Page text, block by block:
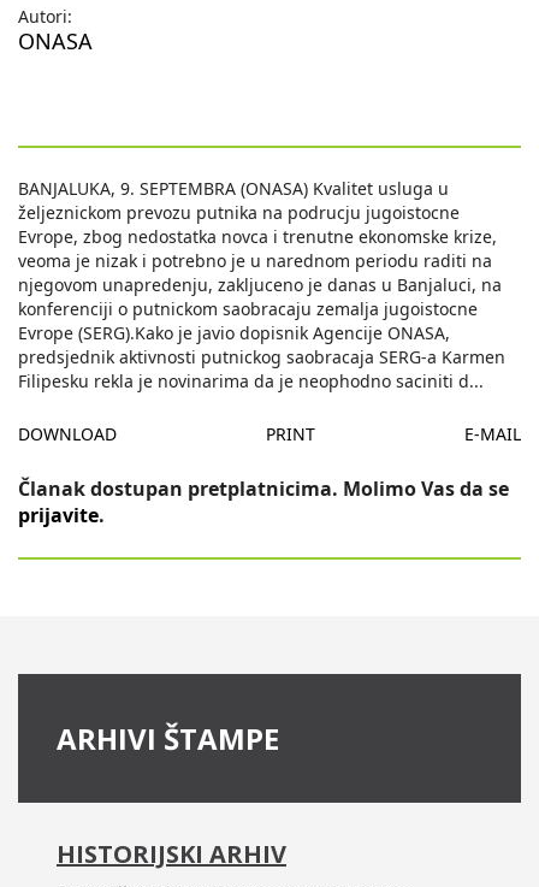
Autori:
ONASA
BANJALUKA, 9. SEPTEMBRA (ONASA) Kvalitet usluga u
željeznickom prevozu putnika na podrucju jugoistocne
Evrope, zbog nedostatka novca i trenutne ekonomske krize,
veoma je nizak i potrebno je u narednom periodu raditi na
njegovom unapredenju, zakljuceno je danas u Banjaluci, na
konferenciji o putnickom saobracaju zemalja jugoistocne
Evrope (SERG).Kako je javio dopisnik Agencije ONASA,
predsjednik aktivnosti putnickog saobracaja SERG-a Karmen
Filipesku rekla je novinarima da je neophodno saciniti d...
DOWNLOAD PRINT E-MAIL
Članak dostupan pretplatnicima. Molimo Vas da se
prijavite.
ARHIVI ŠTAMPE
HISTORIJSKI ARHIV